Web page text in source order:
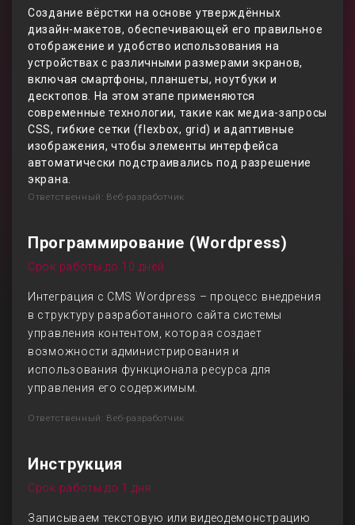
Создание вёрстки на основе утверждённых
дизайн-макетов, обеспечивающей его правильное
отображение и удобство использования на
устройствах с различными размерами экранов,
включая смартфоны, планшеты, ноутбуки и
десктопов. На этом этапе применяются
современные технологии, такие как медиа-запросы
CSS, гибкие сетки (flexbox, grid) и адаптивные
изображения, чтобы элементы интерфейса
автоматически подстраивались под разрешение
экрана.
Ответственный: Веб-разработчик
Программирование (Wordpress)
Срок работы до 10 дней
Интеграция с CMS Wordpress – процесс внедрения
в структуру разработанного сайта системы
управления контентом, которая создает
возможности администрирования и
использования функционала ресурса для
управления его содержимым.
Ответственный: Веб-разработчик
Инструкция
Срок работы до 1 дня
Записываем текстовую или видеодемонстрацию